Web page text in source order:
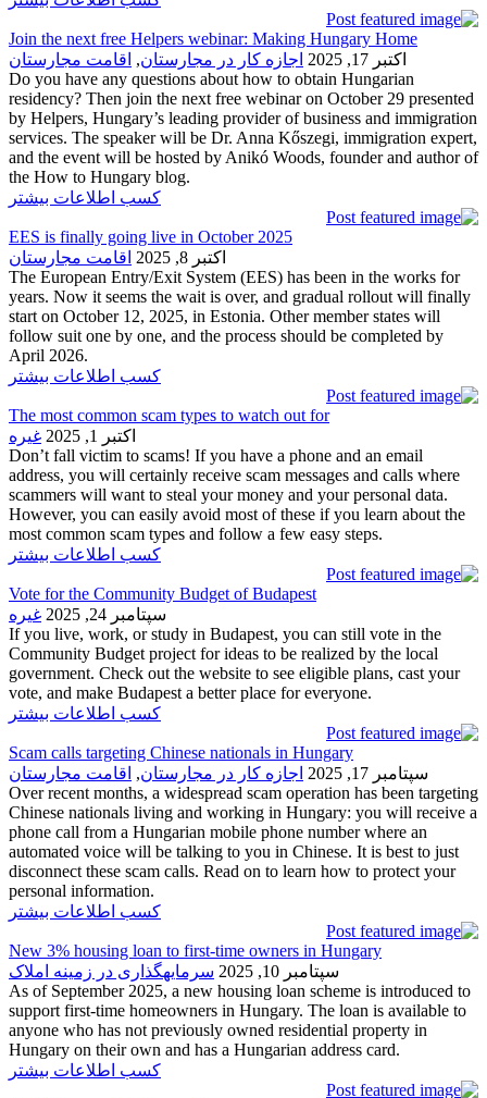
Join the next free Helpers webinar: Making Hungary Home
اکتبر 17, 2025
اجازه کار در مجارستان, اقامت مجارستان
Do you have any questions about how to obtain Hungarian
residency? Then join the next free webinar on October 29 presented
by Helpers, Hungary’s leading provider of business and immigration
services. The speaker will be Dr. Anna Kőszegi, immigration expert,
and the event will be hosted by Anikó Woods, founder and author of
the How to Hungary blog.
کسب اطلاعات بیشتر
EES is finally going live in October 2025
اکتبر 8, 2025
اقامت مجارستان
The European Entry/Exit System (EES) has been in the works for
years. Now it seems the wait is over, and gradual rollout will finally
start on October 12, 2025, in Estonia. Other member states will
follow suit one by one, and the process should be completed by
April 2026.
کسب اطلاعات بیشتر
The most common scam types to watch out for
اکتبر 1, 2025
غیره
Don’t fall victim to scams! If you have a phone and an email
address, you will certainly receive scam messages and calls where
scammers will want to steal your money and your personal data.
However, you can easily avoid most of these if you learn about the
most common scam types and follow a few easy steps.
کسب اطلاعات بیشتر
Vote for the Community Budget of Budapest
سپتامبر 24, 2025
غیره
If you live, work, or study in Budapest, you can still vote in the
Community Budget project for ideas to be realized by the local
government. Check out the website to see eligible plans, cast your
vote, and make Budapest a better place for everyone.
کسب اطلاعات بیشتر
Scam calls targeting Chinese nationals in Hungary
سپتامبر 17, 2025
اجازه کار در مجارستان, اقامت مجارستان
Over recent months, a widespread scam operation has been targeting
Chinese nationals living and working in Hungary: you will receive a
phone call from a Hungarian mobile phone number where an
automated voice will be talking to you in Chinese. It is best to just
disconnect these scam calls. Read on to learn how to protect your
personal information.
کسب اطلاعات بیشتر
New 3% housing loan to first-time owners in Hungary
سپتامبر 10, 2025
سرمایهگذاری در زمینه املاک
As of September 2025, a new housing loan scheme is introduced to
support first-time homeowners in Hungary. The loan is available to
anyone who has not previously owned residential property in
Hungary on their own and has a Hungarian address card.
کسب اطلاعات بیشتر